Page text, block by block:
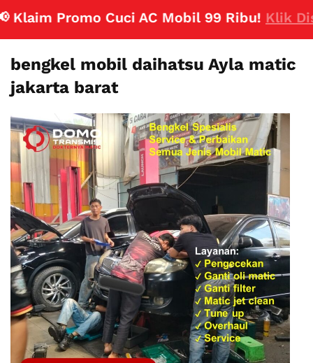
Promo Cuci AC Mobil 99 Ribu!Klik Disini
bengkel mobil daihatsu Ayla matic
jakarta barat